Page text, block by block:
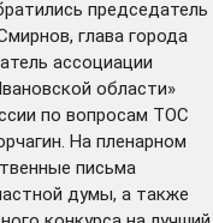
председатель
глава города
ассоциации
области»
по вопросам ТОС
На пленарном
письма
думы, а также